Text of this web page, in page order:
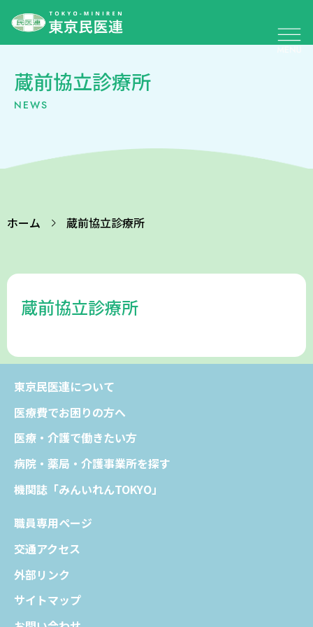
蔵前協立診療所
NEWS
ホーム 蔵前協立診療所
蔵前協立診療所
東京民医連について
医療費でお困りの方へ
医療・介護で働きたい方
病院・薬局・介護事業所を探す
機関誌「みんいれんTOKYO」
職員専用ページ
交通アクセス
外部リンク
サイトマップ